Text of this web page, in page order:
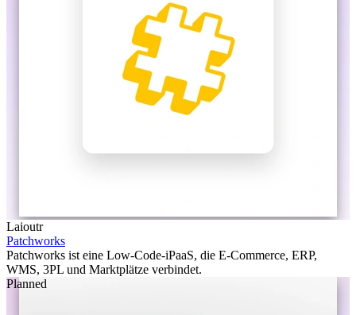
Laioutr
Patchworks
Patchworks ist eine Low-Code-iPaaS, die E-Commerce, ERP,
WMS, 3PL und Marktplätze verbindet.
Planned